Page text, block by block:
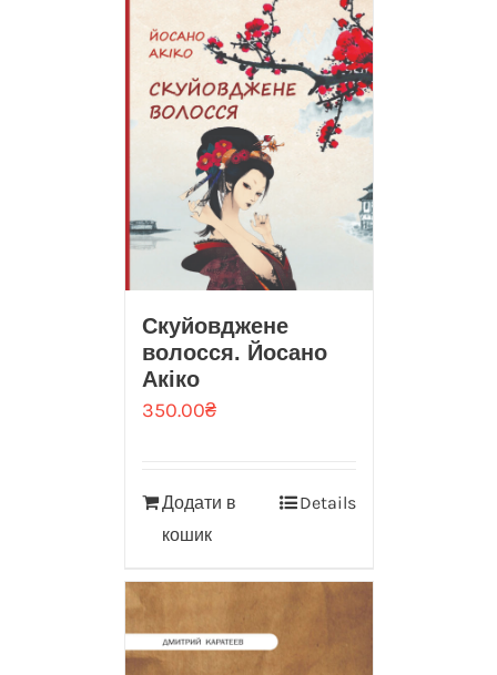
Скуйовджене
волосся. Йосано
Акіко
350.00₴
Додати в
кошик
Details